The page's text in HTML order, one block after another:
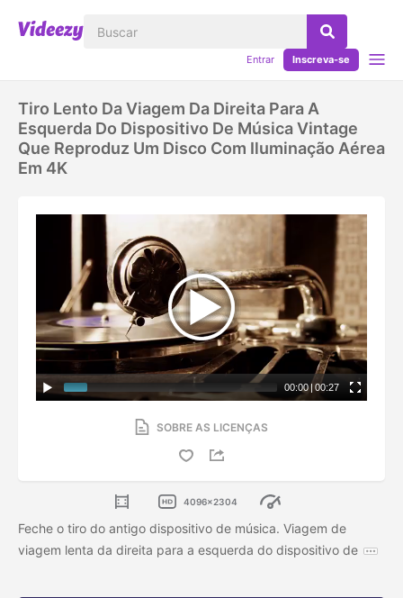
Entrar Inscreva-se
Tiro Lento Da Viagem Da Direita Para A
Esquerda Do Dispositivo De Música Vintage
Que Reproduz Um Disco Com Iluminação Aérea
Em 4K
00:00 | 00:27
SOBRE AS LICENÇAS
4096x2304
Feche o tiro do antigo dispositivo de música. Viagem de
viagem lenta da direita para a esquerda do dispositivo de